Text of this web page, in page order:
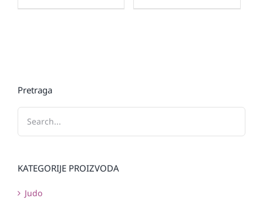
Pretraga
KATEGORIJE PROIZVODA
Judo